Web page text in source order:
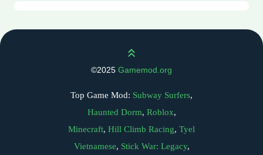
Scroll up
©2025 Gamemod.org
Top Game Mod: Subway Surfers,
Haunted Dorm, Roblox,
Minecraft, Hill Climb Racing, Tyel
Vietnamese, Stick War: Legacy,